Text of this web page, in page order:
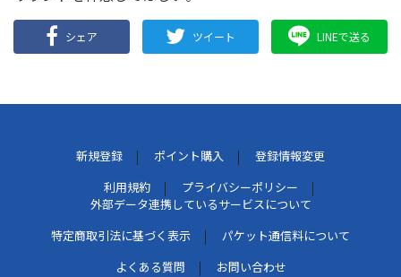
シェア ツイート LINEで送る
新規登録 ポイント購入
登録情報変更
利用規約
プライバシーポリシー
外部データ連携しているサービスについて
特定商取引法に基づく表示
パケット通信料について
よくある質問
お問い合わせ